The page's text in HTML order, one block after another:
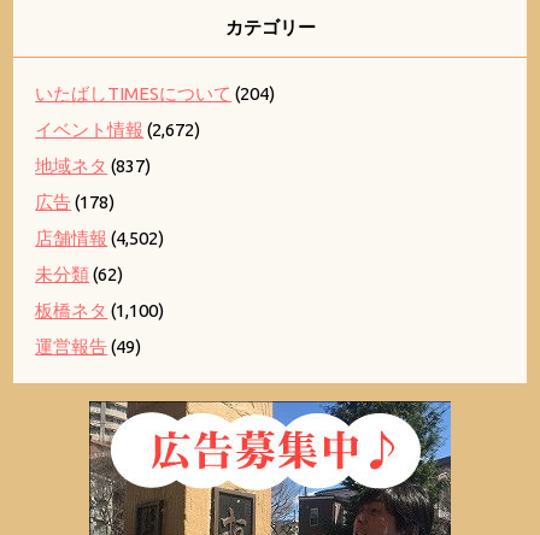
カテゴリー
いたばしTIMESについて (204)
イベント情報 (2,672)
地域ネタ (837)
広告(178)
店舗情報 (4,502)
未分類(62)
板橋ネタ (1,100)
運営報告(49)